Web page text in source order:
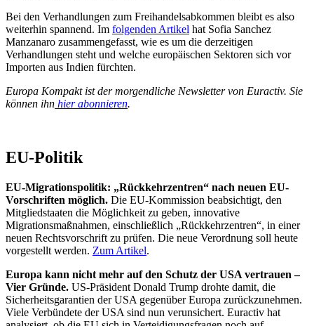
Bei den Verhandlungen zum Freihandelsabkommen bleibt es also
weiterhin spannend. Im folgenden Artikel hat Sofia Sanchez
Manzanaro zusammengefasst, wie es um die derzeitigen
Verhandlungen steht und welche europäischen Sektoren sich vor
Importen aus Indien fürchten.
Europa Kompakt ist der morgendliche Newsletter von Euractiv. Sie
können ihn hier abonnieren.
EU-Politik
EU-Migrationspolitik: „Rückkehrzentren“ nach neuen EU-
Vorschriften möglich. Die EU-Kommission beabsichtigt, den
Mitgliedstaaten die Möglichkeit zu geben, innovative
Migrationsmaßnahmen, einschließlich „Rückkehrzentren“, in einer
neuen Rechtsvorschrift zu prüfen. Die neue Verordnung soll heute
vorgestellt werden. Zum Artikel.
Europa kann nicht mehr auf den Schutz der USA vertrauen –
Vier Gründe. US-Präsident Donald Trump drohte damit, die
Sicherheitsgarantien der USA gegenüber Europa zurückzunehmen.
Viele Verbündete der USA sind nun verunsichert. Euractiv hat